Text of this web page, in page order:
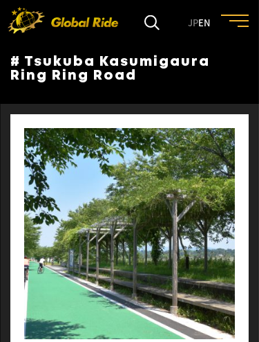
JPEN
HOME
FEATURE
EVENT
CULTURE
TRIP&TRAVEL
ENTRY
NEWS
# Tsukuba Kasumigaura
Ring Ring Road